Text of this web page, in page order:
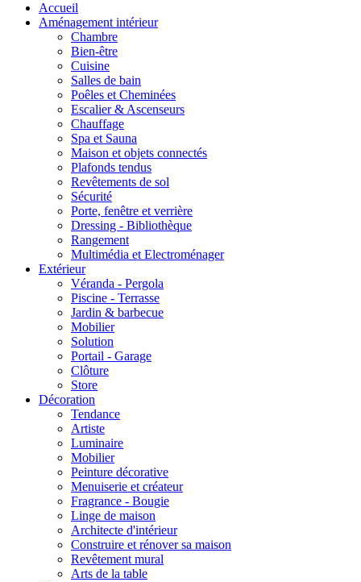
Accueil
Aménagement intérieur
Chambre
Bien-être
Cuisine
Salles de bain
Poêles et Cheminées
Escalier & Ascenseurs
Chauffage
Spa et Sauna
Maison et objets connectés
Plafonds tendus
Revêtements de sol
Sécurité
Porte, fenêtre et verrière
Dressing - Bibliothèque
Rangement
Multimédia et Electroménager
Extérieur
Véranda - Pergola
Piscine - Terrasse
Jardin & barbecue
Mobilier
Solution
Portail - Garage
Clôture
Store
Décoration
Tendance
Artiste
Luminaire
Mobilier
Peinture décorative
Menuiserie et créateur
Fragrance - Bougie
Linge de maison
Architecte d'intérieur
Construire et rénover sa maison
Revêtement mural
Arts de la table